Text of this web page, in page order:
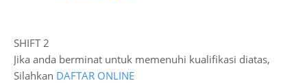
SHIFT 2
Jika anda berminat untuk memenuhi kualifikasi diatas,
Silahkan DAFTAR ONLINE